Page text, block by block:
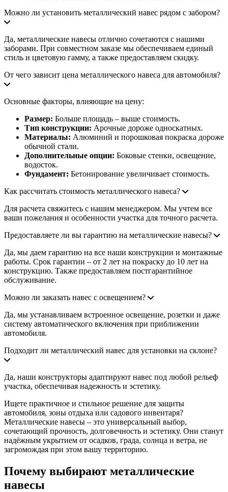
Можно ли установить металлический навес рядом с забором?
Да, металлические навесы отлично сочетаются с нашими
заборами. При совместном заказе мы обеспечиваем единый
стиль и цветовую гамму, а также предоставляем скидку.
От чего зависит цена металлического навеса для автомобиля?
Основные факторы, влияющие на цену:
Размер: Больше площадь – выше стоимость.
Тип конструкции: Арочные дороже односкатных.
Материалы: Алюминий и порошковая покраска дороже
обычной стали.
Дополнительные опции: Боковые стенки, освещение,
водосток.
Фундамент: Бетонирование увеличивает стоимость.
Как рассчитать стоимость металлического навеса?
Для расчета свяжитесь с нашим менеджером. Мы учтем все
ваши пожелания и особенности участка для точного расчета.
Предоставляете ли вы гарантию на металлические навесы?
Да, мы даем гарантию на все наши конструкции и монтажные
работы. Срок гарантии – от 2 лет на покраску до 10 лет на
конструкцию. Также предоставляем постгарантийное
обслуживание.
Можно ли заказать навес с освещением?
Да, мы устанавливаем встроенное освещение, розетки и даже
систему автоматического включения при приближении
автомобиля.
Подходит ли металлический навес для установки на склоне?
Да, наши конструкторы адаптируют навес под любой рельеф
участка, обеспечивая надежность и эстетику.
Ищете практичное и стильное решение для защиты
автомобиля, зоны отдыха или садового инвентаря?
Металлические навесы – это универсальный выбор,
сочетающий прочность, долговечность и эстетику. Они станут
надёжным укрытием от осадков, града, солнца и ветра, не
загромождая при этом вашу территорию.
Почему выбирают металлические
навесы